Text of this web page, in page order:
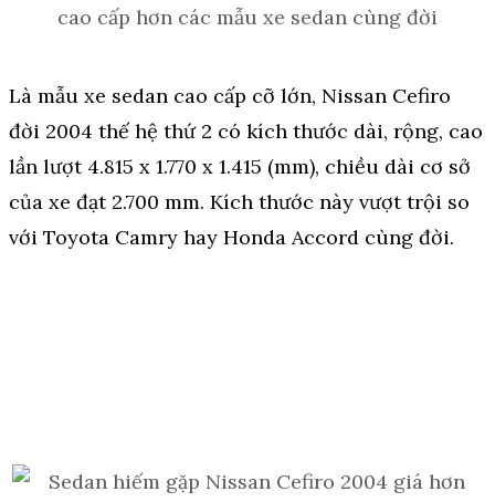
cao cấp hơn các mẫu xe sedan cùng đời
Là mẫu xe sedan cao cấp cỡ lớn, Nissan Cefiro
đời 2004 thế hệ thứ 2 có kích thước dài, rộng, cao
lần lượt 4.815 x 1.770 x 1.415 (mm), chiều dài cơ sở
của xe đạt 2.700 mm. Kích thước này vượt trội so
với Toyota Camry hay Honda Accord cùng đời.